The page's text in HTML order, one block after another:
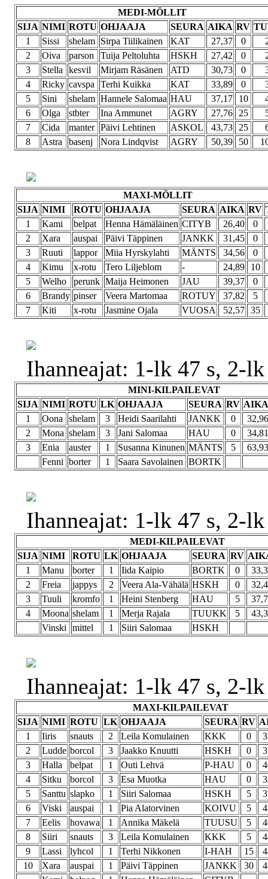
MEDI-MÖLLIT
SIJA NIMI ROTU OHJAAJA SEURA AIKA RV
1
Sissi shelam Sirpa Tiilikainen KAT 27,37 0
2
Oiva parson Tuija Peltoluhta HSKH 27,42 0
3
Stella kesvil Mirjam Räsänen ATD 30,73 0
4
Ricky cavspa Terhi Kuikka KAT 33,89 0
5
Sini shelam Hannele Salomaa HAU 37,17 10
6
Olga stbter Ina Ammunet AGRY 27,76 25
7
Cida manter Päivi Lehtinen ASKOL 43,73 25
8
Astra basenj Nora Lindqvist AGRY 50,39 50
MAXI-MÖLLIT
SIJA NIMI ROTU OHJAAJA SEURA AIKA RV
1
Kami belpat Henna Hämäläinen CITYB 26,40
0
2
Xara auspai Päivi Täppinen JANKK 31,45
0
3
Ruuti lappor Miia Hyrskylahti MÄNTS 34,56
0
4
Kimu x-rotu Tero Liljeblom - 24,89
10
5
Welho perunk Maija Heimonen JAU 39,37
0
6
Brandy pinser Veera Martomaa ROTUY 37,82
5
7
Kiti x-rotu Jasmine Ojala VUOSA 52,57 35
Ihanneajat: 1-lk 47 s, 2-
MINI-KILPAILEVAT
SIJA NIMI ROTU LK OHJAAJA SEURA RV AIKA
1
Oona shelam 3 Heidi Saarilahti JANKK 0
32,96
2
Mona shelam 3 Jani Salomaa HAU 0
34,81
3
Enia auster 1 Susanna Kinunen MÄNTS 5
63,93
Fenni borter 1 Saara Savolainen BORTK
Ihanneajat: 1-lk 47 s, 2-
MEDI-KILPAILEVAT
SIJA NIMI ROTU LK OHJAAJA SEURA RV
1
Manu borter 1 Iida Kaipio BORTK 0
2
Freia jappys 2 Veera Ala-Vähälä HSKH 0
3
Tuuli kromfo 1 Heini Stenberg HAU 5
4
Moona shelam 1 Merja Rajala TUUKK 5
Vinski
mittel 1 Siiri Salomaa HSKH
Ihanneajat: 1-lk 47 s, 2-
MAXI-KILPAILEVAT
SIJA NIMI ROTU LK OHJAAJA SEURA RV
1
Iiris snauts 2 Leila Komulainen KKK 0
2
Ludde borcol 3 Jaakko Knuutti HSKH 0
3
Halla belpat 1 Outi Lehvä P-HAU 0
4
Sitku borcol 3 Esa Muotka HAU 0
5
Santtu slapko 1 Siiri Salomaa HSKH 5
6
Viski auspai 1 Pia Alatorvinen KOIVU 5
7
Eelis hovawa 1 Annika Mäkelä TUUSU 5
8
Siiri snauts 3 Leila Komulainen KKK 5
9
Lassi lyhcol 1 Terhi Nikkonen I-HAH 15
10
Xara auspai 1 Päivi Täppinen JANKK 30